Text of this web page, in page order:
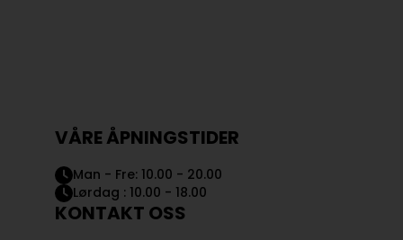
VÅRE ÅPNINGSTIDER
Man - Fre: 10.00 - 20.00
Lørdag : 10.00 - 18.00
KONTAKT OSS